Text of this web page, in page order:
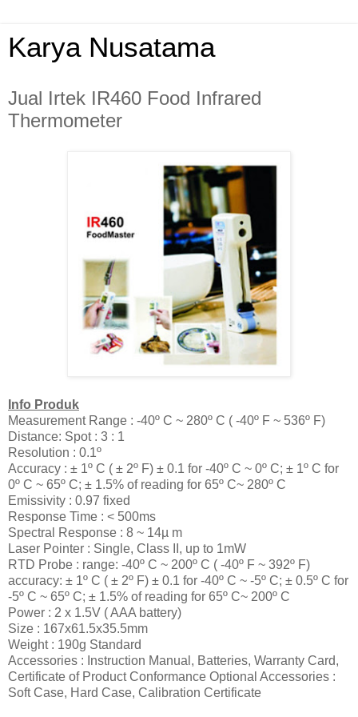
Karya Nusatama
Jual Irtek IR460 Food Infrared
Thermometer
Info Produk
Measurement Range : -40º C ~ 280º C ( -40º F ~ 536º F)
Distance: Spot : 3 : 1
Resolution : 0.1º
Accuracy : ± 1º C ( ± 2º F) ± 0.1 for -40º C ~ 0º C; ± 1º C for
0º C ~ 65º C; ± 1.5% of reading for 65º C~ 280º C
Emissivity : 0.97 fixed
Response Time : < 500ms
Spectral Response : 8 ~ 14µ m
Laser Pointer : Single, Class II, up to 1mW
RTD Probe : range: -40º C ~ 200º C ( -40º F ~ 392º F)
accuracy: ± 1º C ( ± 2º F) ± 0.1 for -40º C ~ -5º C; ± 0.5º C for
-5º C ~ 65º C; ± 1.5% of reading for 65º C~ 200º C
Power : 2 x 1.5V ( AAA battery)
Size : 167x61.5x35.5mm
Weight : 190g Standard
Accessories : Instruction Manual, Batteries, Warranty Card,
Certificate of Product Conformance Optional Accessories :
Soft Case, Hard Case, Calibration Certificate